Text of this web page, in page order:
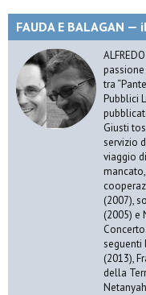
FAUDA E BALAGAN
tra
Pubblici
Giusti
servizio
viaggio
(2007),
(2005) e
seguenti
(2013),
della